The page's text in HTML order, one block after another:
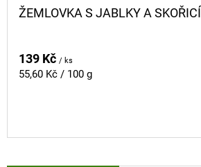
ŽEMLOVKA S JABLKY A SKOŘICÍ
139 Kč / ks
Měrná
55,60 Kč / 100 g